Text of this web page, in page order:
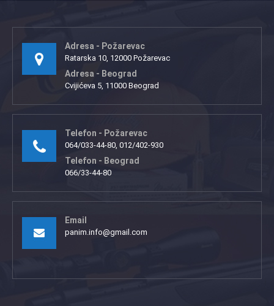
Adresa - Požarevac
Ratarska 10, 12000 Požarevac
Adresa - Beograd
Cvijićeva 5, 11000 Beograd
Telefon - Požarevac
064/033-44-80, 012/402-930
Telefon - Beograd
066/33-44-80
Email
panim.info@gmail.com